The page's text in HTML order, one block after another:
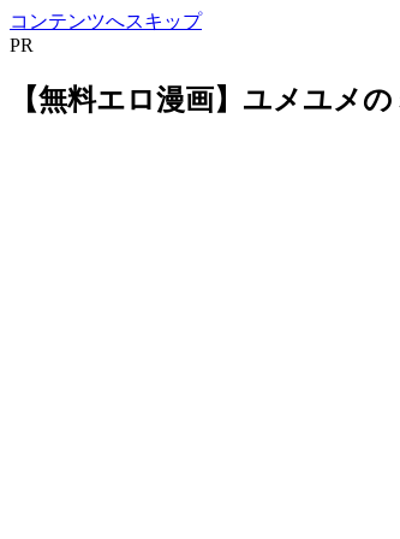
コンテンツへスキップ
PR
【無料エロ漫画】ユメユメ